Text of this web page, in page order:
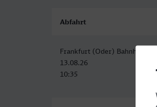
Abfahrt
Frankfurt (Oder) Bahnhof
13.08.26
10:35